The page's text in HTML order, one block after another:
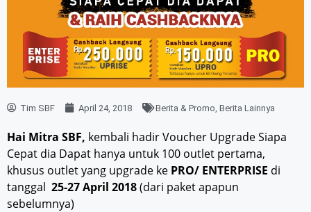
Tim SBF April 24, 2018 Berita & Promo Berita Lainnya
Hai Mitra SBF, kembali hadir Voucher Upgrade Siapa
Cepat dia Dapat hanya untuk 100 outlet pertama,
khusus outlet yang upgrade ke PRO/ ENTERPRISE di
tanggal 25-27 April 2018(dari paket apapun
sebelumnya)